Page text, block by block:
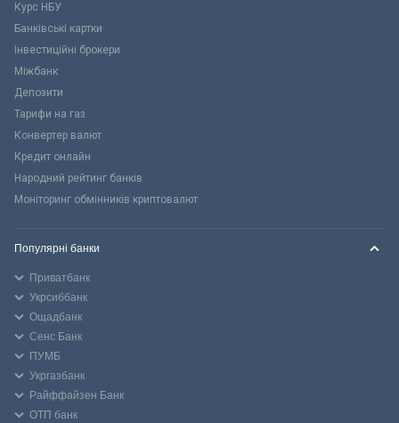
Курс НБУ
Банківські картки
Інвестиційні брокери
Міжбанк
Депозити
Тарифи на газ
Конвертер валют
Кредит онлайн
Народний рейтинг банків
Моніторинг обмінників криптовалют
Популярні банки
Приватбанк
Укрсиббанк
Ощадбанк
Сенс Банк
ПУМБ
Укргазбанк
Райффайзен Банк
ОТП банк